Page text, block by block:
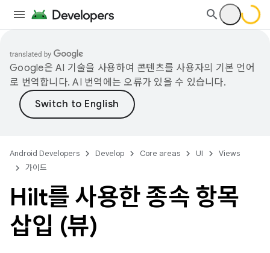
Google은 AI 기술을 사용하여 콘텐츠를 사용자의 기본 언어
로 번역합니다. AI 번역에는 오류가 있을 수 있습니다.
Android Developers Develop Core areas UI
Views
가이드
Hilt를 사용한 종속 항목
삽입 (뷰)